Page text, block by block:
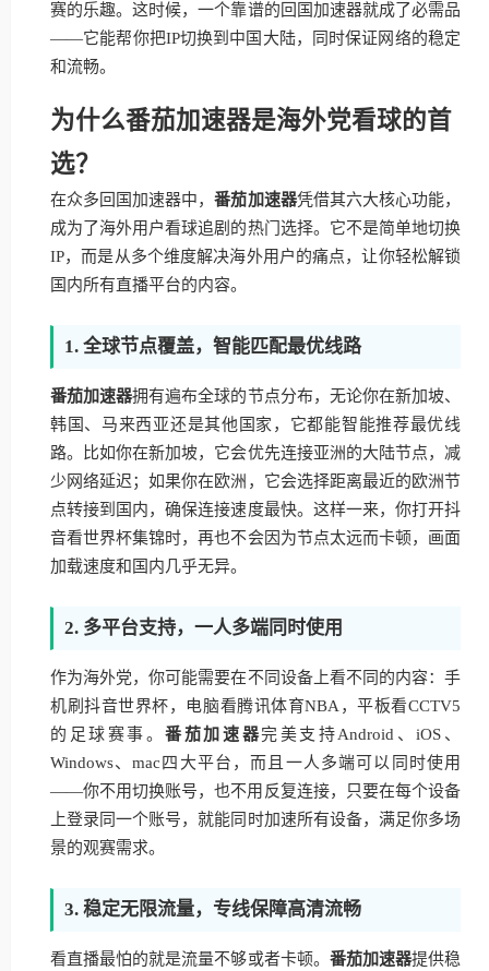
赛的乐趣。这时候，一个靠谱的回国加速器就成了必需品
——它能帮你把IP切换到中国大陆，同时保证网络的稳定
和流畅。
为什么番茄加速器是海外党看球的首
选？
在众多回国加速器中，番茄加速器凭借其六大核心功能，
成为了海外用户看球追剧的热门选择。它不是简单地切换
IP，而是从多个维度解决海外用户的痛点，让你轻松解锁
国内所有直播平台的内容。
1. 全球节点覆盖，智能匹配最优线路
番茄加速器拥有遍布全球的节点分布，无论你在新加坡、
韩国、马来西亚还是其他国家，它都能智能推荐最优线
路。比如你在新加坡，它会优先连接亚洲的大陆节点，减
少网络延迟；如果你在欧洲，它会选择距离最近的欧洲节
点转接到国内，确保连接速度最快。这样一来，你打开抖
音看世界杯集锦时，再也不会因为节点太远而卡顿，画面
加载速度和国内几乎无异。
2. 多平台支持，一人多端同时使用
作为海外党，你可能需要在不同设备上看不同的内容：手
机刷抖音世界杯，电脑看腾讯体育NBA，平板看CCTV5
的足球赛事。番茄加速器完美支持Android、iOS、
Windows、mac四大平台，而且一人多端可以同时使用
——你不用切换账号，也不用反复连接，只要在每个设备
上登录同一个账号，就能同时加速所有设备，满足你多场
景的观赛需求。
3. 稳定无限流量，专线保障高清流畅
看直播最怕的就是流量不够或者卡顿。 番茄加速器提供稳